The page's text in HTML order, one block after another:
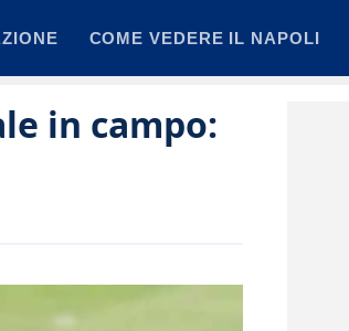
COME VEDERE IL NAPOLI
in campo: